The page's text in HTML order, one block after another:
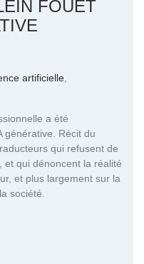
FOUET
artificielle
a été
générative. Récit du
qui refusent de
et qui dénoncent la réalité
et plus largement sur la
société.